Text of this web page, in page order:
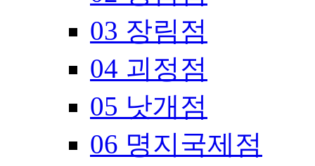
03 장림점
04 괴정점
05 낫개점
06 명지국제점